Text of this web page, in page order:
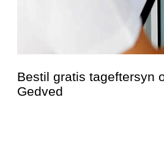
Bestil gratis tageftersyn
Gedved